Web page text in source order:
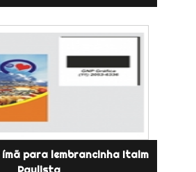
para lembrancinha Itaim